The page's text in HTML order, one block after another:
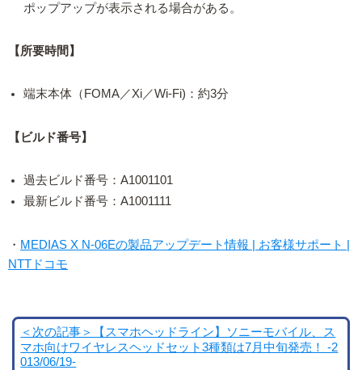
ポップアップが表示される場合がある。
【所要時間】
端末本体（FOMA／Xi／Wi-Fi)：約3分
【ビルド番号】
過去ビルド番号：A1001101
最新ビルド番号：A1001111
・ MEDIAS X N-06Eの製品アップデート情報 | お客様サポート |
NTTドコモ
＜次の記事＞【スマホヘッドライン】ソニーモバイル、ス
マホ向けワイヤレスヘッドセット3種類は7月中旬発売！ -2
013/06/19-